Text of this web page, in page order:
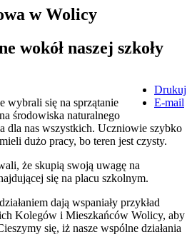
w Wolicy
wokół naszej szkoły
Drukuj
E-mail
wybrali się na sprzątanie
środowiska naturalnego
dla nas wszystkich. Uczniowie szybko
dużo pracy, bo teren jest czysty.
że skupią swoją uwagę na
się na placu szkolnym.
dają wspaniały przykład
Kolegów i Mieszkańców Wolicy, aby
się, iż nasze wspólne działania